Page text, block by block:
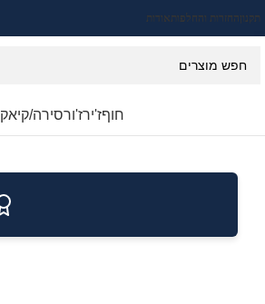
תקנוןהחזרות והחלפותאודות
חוףז'ירז'ורסירה/קיאק